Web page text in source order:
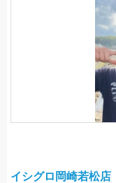
イシグロ岡崎若松店